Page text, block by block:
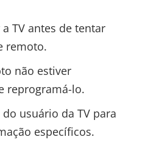
TV antes de tentar
remoto.
não estiver
reprogramá-lo.
usuário da TV para
específicos.